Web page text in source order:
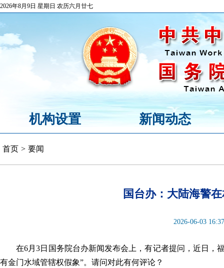
2026年8月9日 星期日 农历六月廿七
机构设置 新闻动态
首页 > 要闻
国台办：大陆海警
2026-06-03 16:37
在6月3日国务院台办新闻发布会上，有记者提问，近日，
有金门水域管辖权假象”。请问对此有何评论？